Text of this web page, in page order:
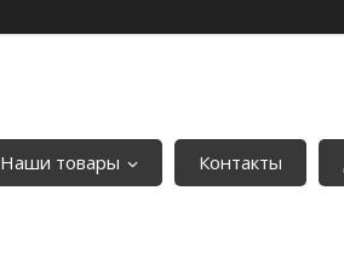
Наши товары Контакты